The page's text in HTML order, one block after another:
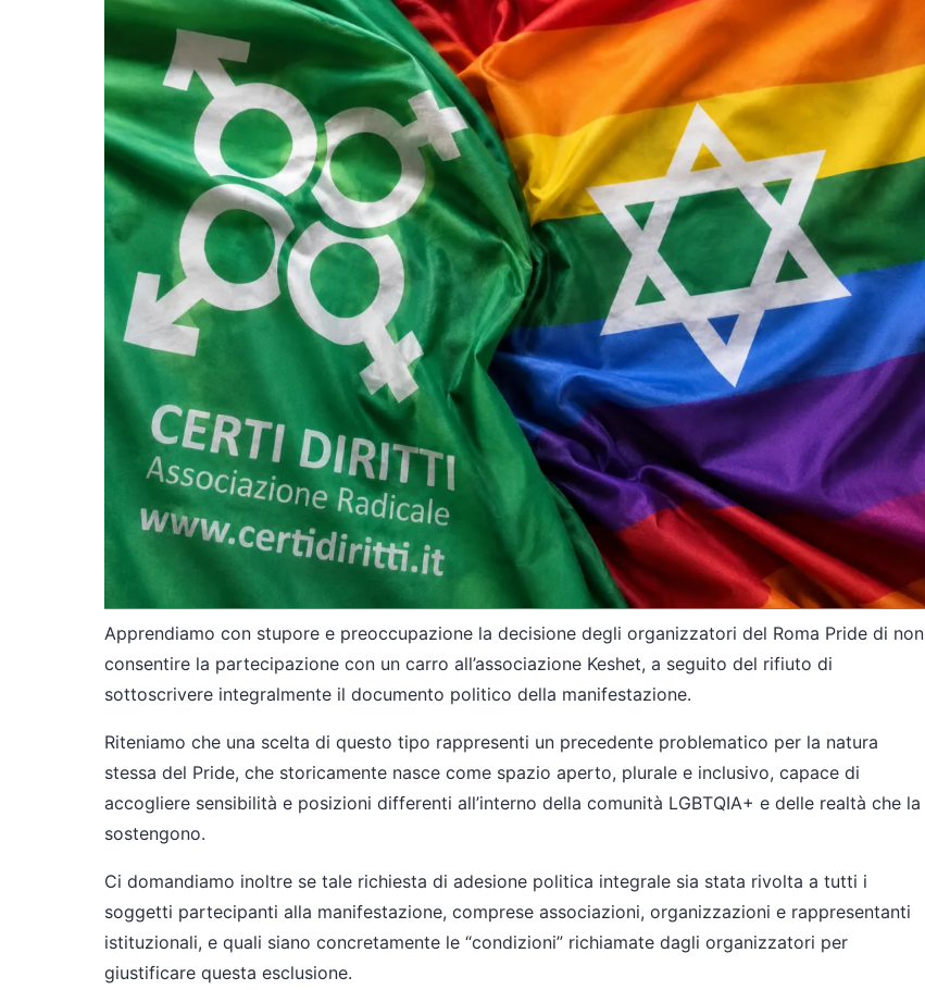
Apprendiamo con stupore e preoccupazione la decisione degli organizzatori del Roma Pride di non
consentire la partecipazione con un carro all’associazione Keshet, a seguito del rifiuto di
sottoscrivere integralmente il documento politico della manifestazione.
Riteniamo che una scelta di questo tipo rappresenti un precedente problematico per la natura
stessa del Pride, che storicamente nasce come spazio aperto, plurale e inclusivo, capace di
accogliere sensibilità e posizioni differenti all’interno della comunità LGBTQIA+ e delle realtà che la
sostengono.
Ci domandiamo inoltre se tale richiesta di adesione politica integrale sia stata rivolta a tutti i
soggetti partecipanti alla manifestazione, comprese associazioni, organizzazioni e rappresentanti
istituzionali, e quali siano concretamente le “condizioni” richiamate dagli organizzatori per
giustificare questa esclusione.